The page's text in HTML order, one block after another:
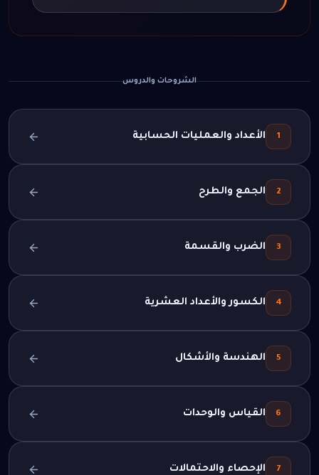
الشروحات والدروس
1 الأعداد والعمليات الحسابية
2 الجمع والطرح
3 الضرب والقسمة
4 الكسور والأعداد العشرية
5 الهندسة والأشكال
6 القياس والوحدات
7 الإحصاء والاحتمالات